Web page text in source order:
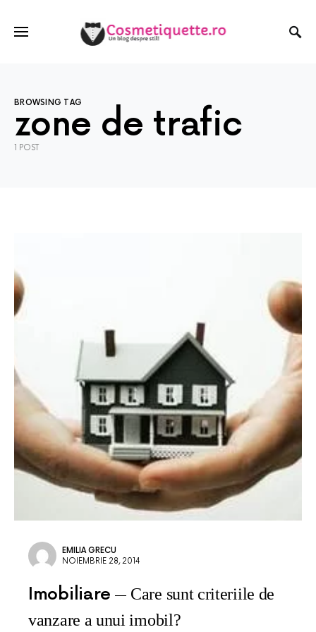
BROWSING TAG
zone de trafic
1 POST
EMILIA GRECU
NOIEMBRIE 28, 2014
Imobiliare
Care sunt criteriile de
vanzare a unui imobil?